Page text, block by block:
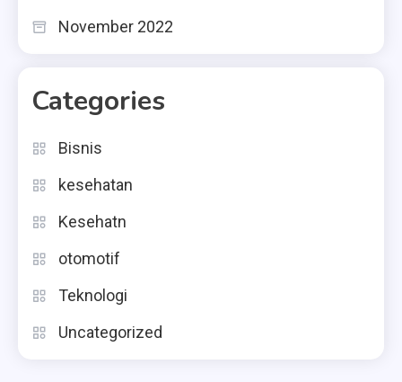
November 2022
Categories
Bisnis
kesehatan
Kesehatn
otomotif
Teknologi
Uncategorized